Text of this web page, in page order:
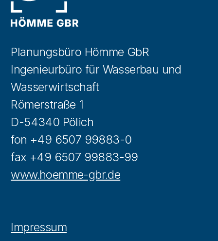
Planungsbüro Hömme GbR
Ingenieurbüro für Wasserbau und
Wasserwirtschaft
Römerstraße 1
D-54340 Pölich
fon +49 6507 99883-0
fax +49 6507 99883-99
www.hoemme-gbr.de
Impressum